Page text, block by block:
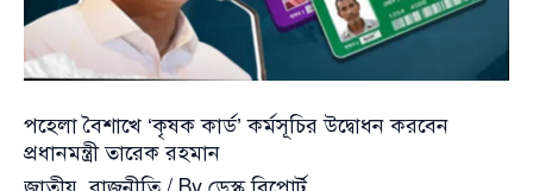
প্রথম
সুবিধা
পহেলা বৈশাখে ‘কৃষক কার্ড’ কর্মসূচির উদ্বোধন করবেন
প্রধানমন্ত্রী তারেক রহমান